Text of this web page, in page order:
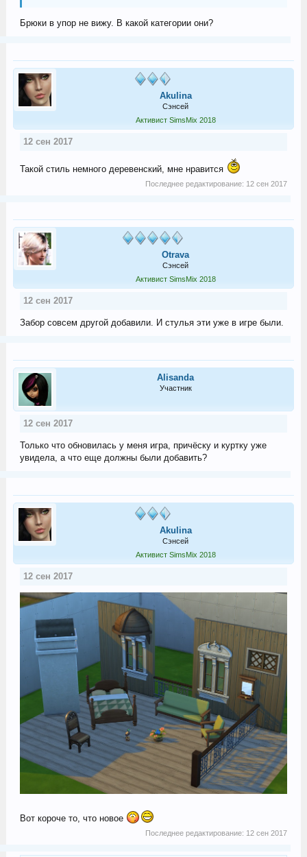
Брюки в упор не вижу. В какой категории они?
Akulina
Сэнсей
Активист SimsMix 2018
12 сен 2017
Такой стиль немного деревенский, мне нравится
Последнее редактирование: 12 сен 2017
Otrava
Сэнсей
Активист SimsMix 2018
12 сен 2017
Забор совсем другой добавили. И стулья эти уже в игре были.
Alisanda
Участник
12 сен 2017
Только что обновилась у меня игра, причёску и куртку уже
увидела, а что еще должны были добавить?
Akulina
Сэнсей
Активист SimsMix 2018
12 сен 2017
Вот короче то, что новое
Последнее редактирование: 12 сен 2017